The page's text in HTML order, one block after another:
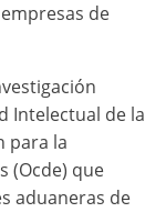
de
Intelectual de la
para la
(Ocde) que
aduaneras de